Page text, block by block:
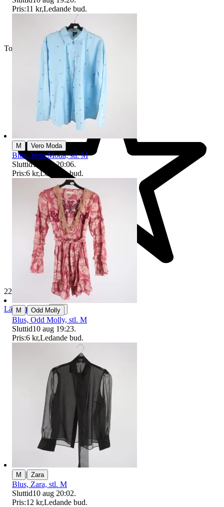
Toppsäljare
229 621 omdömen
Läs omdömen Följ
Pris:11 kr,Ledande bud.
M Vero Moda
Blus, Vero Moda, stl. M
Sluttid10 aug 20:06.
Pris:6 kr,Ledande bud.
M | Odd Molly
Blus, Odd Molly, stl. M
Sluttid10 aug 19:23.
Pris:6 kr,Ledande bud.
M | Zara
Blus, Zara, stl. M
Sluttid10 aug 20:02.
Pris:12 kr,Ledande bud.